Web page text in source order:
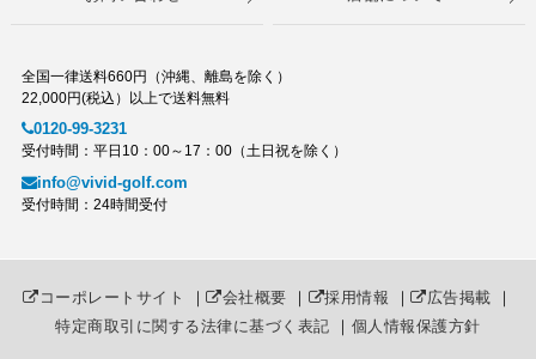
全国一律送料660円（沖縄、離島を除く）
22,000円(税込）以上で送料無料
0120-99-3231
受付時間：平日10：00～17：00（土日祝を除く）
info@vivid-golf.com
受付時間：24時間受付
コーポレートサイト ｜ 会社概要 ｜ 採用情報 ｜ 広告掲載 ｜
特定商取引に関する法律に基づく表記 ｜ 個人情報保護方針